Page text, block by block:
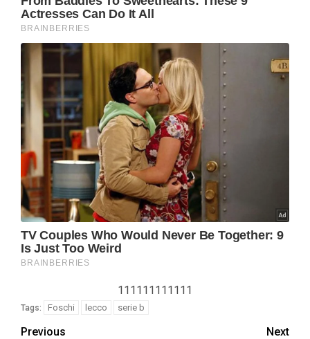
111111111111
Tags: Foschi lecco serie b
Previous
Next